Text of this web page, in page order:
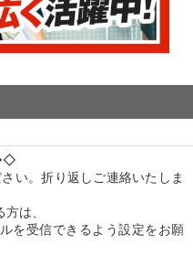
い。折り返しご連絡いたしま
は、
を受信できるよう設定をお願